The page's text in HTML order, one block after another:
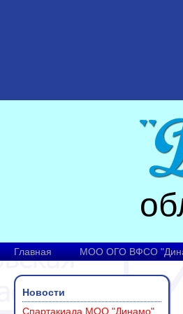
Главная МОО ОГО ВФСО
Новости
Спартакиада МОО "Динамо"